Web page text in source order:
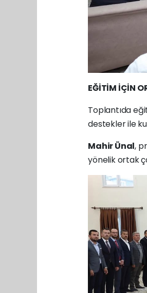
EĞİTİM İÇİN
Toplantıda
destekler ile
Mahir Ünal,
yönelik ortak